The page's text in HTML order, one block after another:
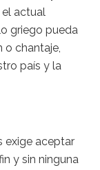
actual
griego pueda
o chantaje,
país y la
exige aceptar
y sin ninguna